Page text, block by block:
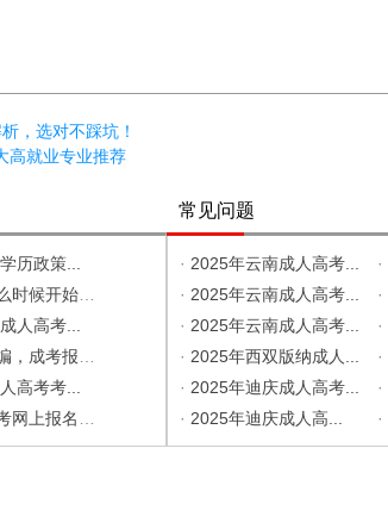
，选对不踩坑！
高就业专业推荐
历政策...
候开始准...
人高考...
成考报什...
高考考...
上报名入...
常见问题
· 2025年云南成人高考... ·
· 2025年云南成人高考... ·
· 2025年云南成人高考... ·
· 2025年西双版纳成人... ·
· 2025年迪庆成人高考... ·
· 2025年迪庆成人高... ·